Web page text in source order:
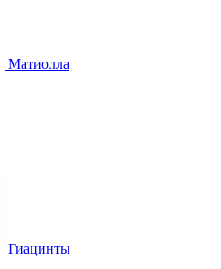
Матиолла
Гиацинты